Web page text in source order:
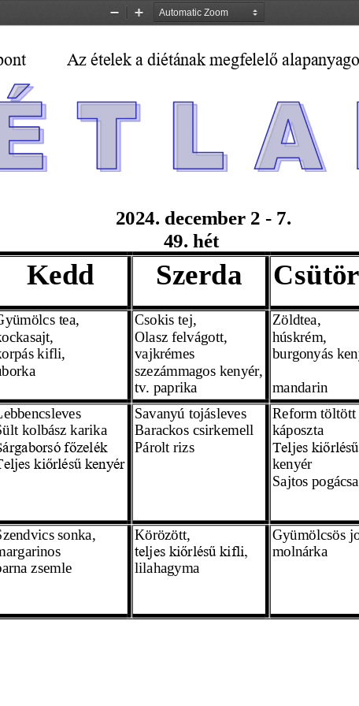
Zoom
Zoom
Az ételek a diétának megfelelő
     202
4.    december 2 - 7.
49.  hét
Kedd Szerda
tea,
kifli,
Csokis tej,
Olasz felvágott,
vajkrémes
szezámmagos kenyér,
tv. paprika
Zöldtea,
húskrém,
burgonyás
mandarin
kolbász karika
főzelék
kiőrlésű kenyér
Savanyú tojásleves
Barackos csirkemell
Párolt rizs
Reform töltött
káposzta
Teljes kiőrlésű
kenyér
Sajtos pogácsa
sonka,
zsemle
Körözött,
teljes kiőrlésű kifli,
lilahagyma
Gyümölcsös
molnárka